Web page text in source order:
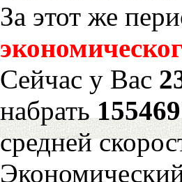
За этот же
Сейчас у Вас
набрать
средней